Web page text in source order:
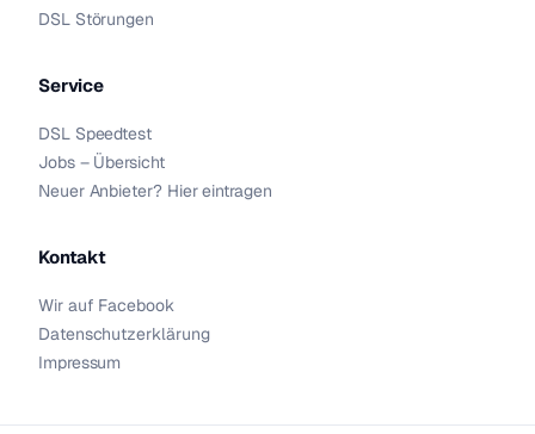
DSL Störungen
Service
DSL Speedtest
Jobs – Übersicht
Neuer Anbieter? Hier eintragen
Kontakt
Wir auf Facebook
Datenschutzerklärung
Impressum